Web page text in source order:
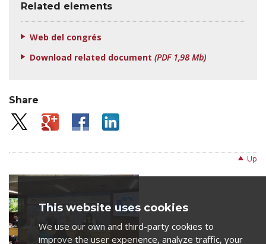
Related elements
Web del congrés
Download related document (PDF 1,98 Mb)
Share
Up
This website uses cookies
We use our own and third-party cookies to
improve the user experience, analyze traffic, your